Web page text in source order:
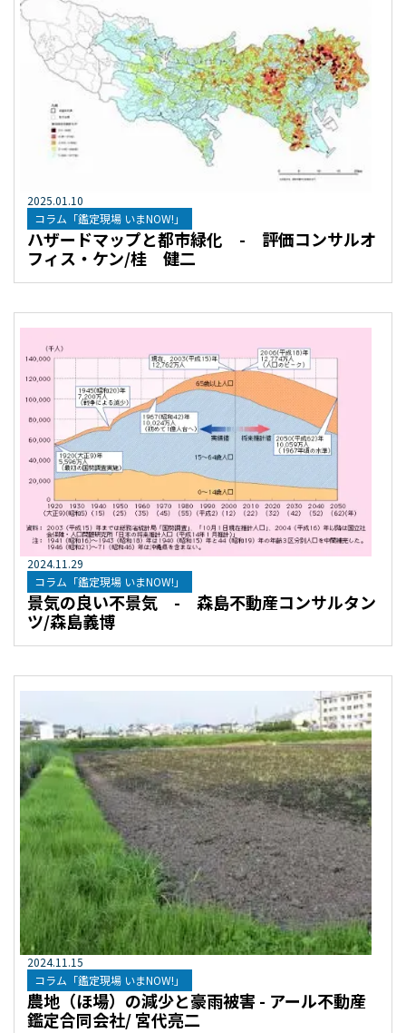
2025.01 .10
コラム「鑑定現場 いまNOW!」
ハザードマップと都市緑化 - 評価コンサルオ
フィス・ケン/桂 健二
2024.11 .29
コラム「鑑定現場 いまNOW!」
景気の良い不景気 - 森島不動産コンサルタン
ツ/森島義博
2024.11.15
コラム「鑑定現場 いまNOW!」
農地（ほ場）の減少と豪雨被害 - アール不動産
鑑定合同会社/ 宮代亮二